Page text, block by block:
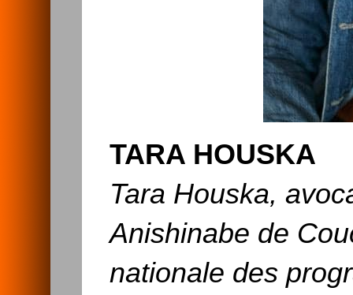
TARA HOUSKA
Tara Houska,
Anishinabe de
nationale des